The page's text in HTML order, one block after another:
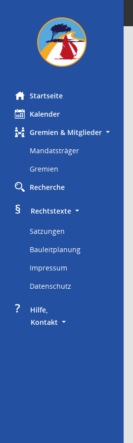
Startseite
Kalender
Gremien & Mitglieder
Mandatsträger
Gremien
Recherche
§
     Rechtstexte
Satzungen
Bauleitplanung
Impressum
Datenschutz
?
     Hilfe,
Kontakt